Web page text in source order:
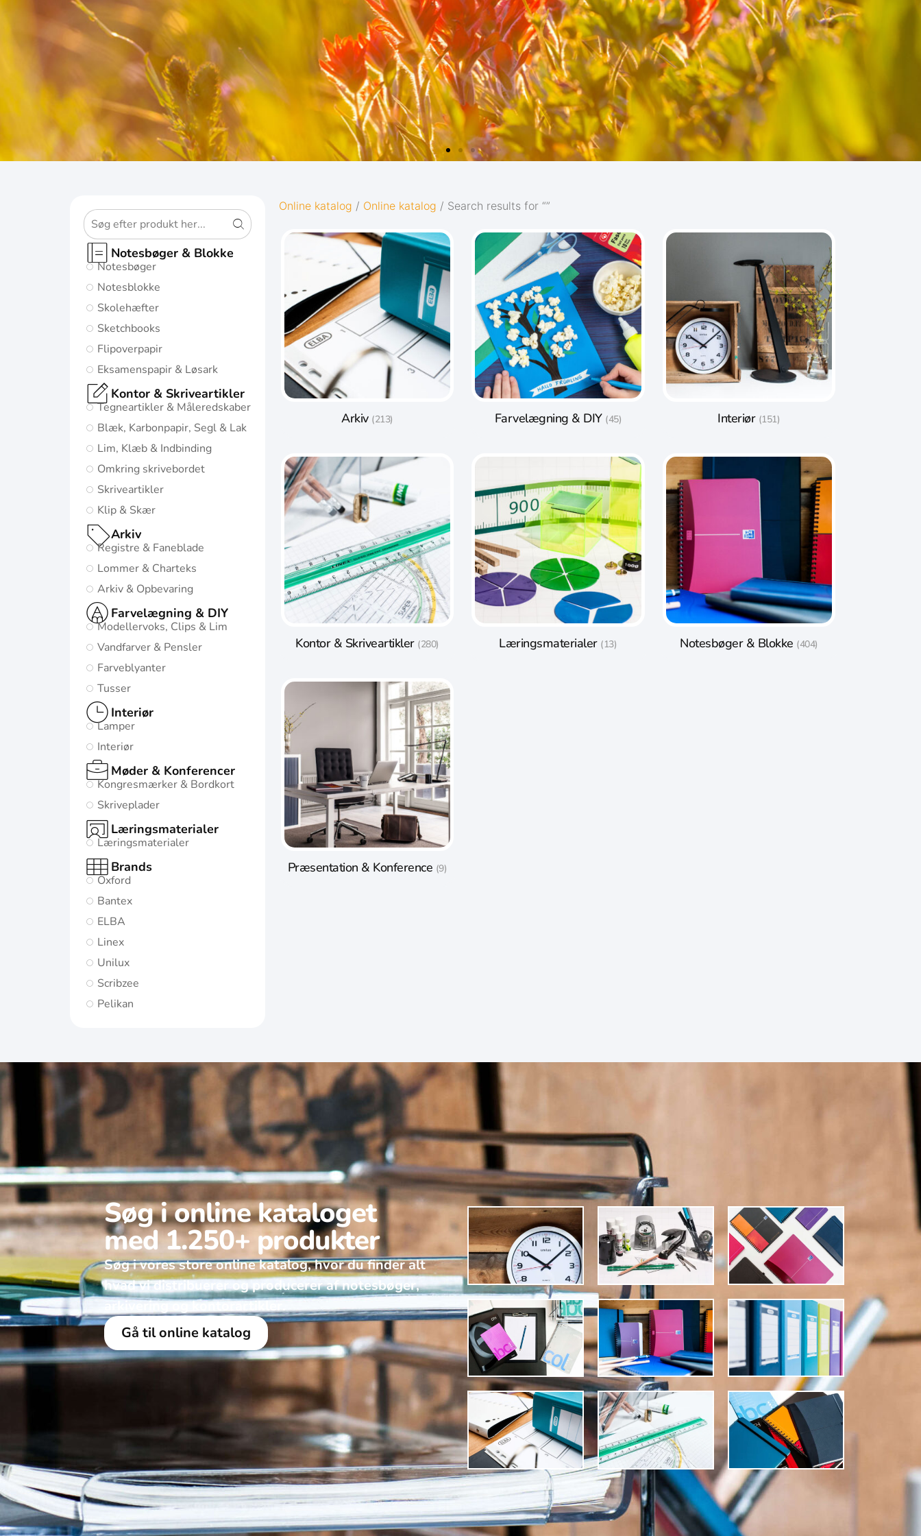
OXFORD
ORIGINS
Diskret og
minimalistisk
design
naturinspirerede
farver med
matchende
Oxford
Notesbøger & Blokke
Notesbøger
Notesblokke
Skolehæfter
Sketchbooks
Flipoverpapir
Eksamenspapir & Løsark
Kontor & Skriveartikler
Tegneartikler & Måleredskaber
Blæk, Karbonpapir, Segl & Lak
Lim, Klæb & Indbinding
Omkring skrivebordet
Skriveartikler
Klip & Skær
Arkiv
Registre & Faneblade
Lommer & Charteks
Arkiv & Opbevaring
Farvelægning & DIY
Modellervoks, Clips & Lim
Vandfarver & Pensler
Farveblyanter
Tusser
Interiør
Lamper
Interiør
Møder & Konferencer
Kongresmærker & Bordkort
Skriveplader
Læringsmaterialer
Læringsmaterialer
Brands
Oxford
Bantex
ELBA
Linex
Unilux
Scribzee
Pelikan
Online katalog / Online katalog / Search results for “”
Arkiv (213) Farvelægning & DIY (45) Interiør (151)
Kontor & Skriveartikler (280) Læringsmaterialer (13) Notesbøger & Blokke (404)
Præsentation & Konference (9)
Søg i online kataloget
med 1.250+ produkter
Søg i vores store online katalog, hvor du finder alt
hvad vi distribuerer og producerer af notesbøger,
arkivering og kontorartikler. ​
Gå til online katalog